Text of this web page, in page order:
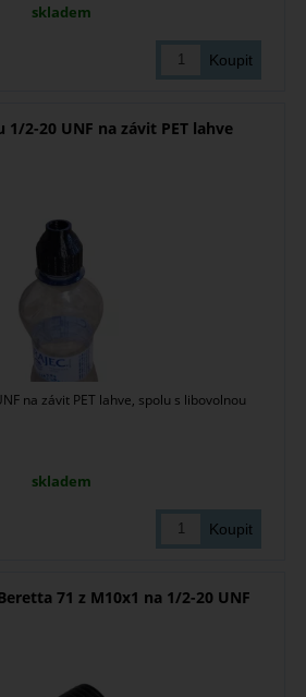
skladem
1/2-20 UNF na závit PET lahve
na závit PET lahve, spolu s libovolnou
skladem
71 z M10x1 na 1/2-20 UNF